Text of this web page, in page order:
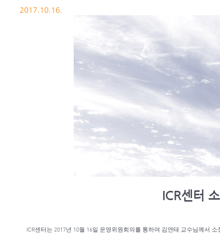
2017.10.16.
ICR센터
ICR센터는 2017년 10월 16일 운영위원회의를 통하여 김연태 교수님께서